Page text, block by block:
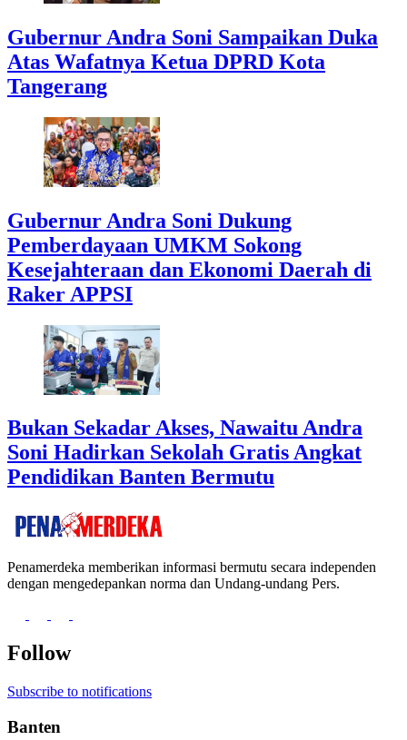
Gubernur Andra Soni Sampaikan Duka
Atas Wafatnya Ketua DPRD Kota
Tangerang
Gubernur Andra Soni Dukung
Pemberdayaan UMKM Sokong
Kesejahteraan dan Ekonomi Daerah di
Raker APPSI
Bukan Sekadar Akses, Nawaitu Andra
Soni Hadirkan Sekolah Gratis Angkat
Pendidikan Banten Bermutu
Penamerdeka memberikan informasi bermutu secara independen
dengan mengedepankan norma dan Undang-undang Pers.
Follow
Subscribe to notifications
Banten